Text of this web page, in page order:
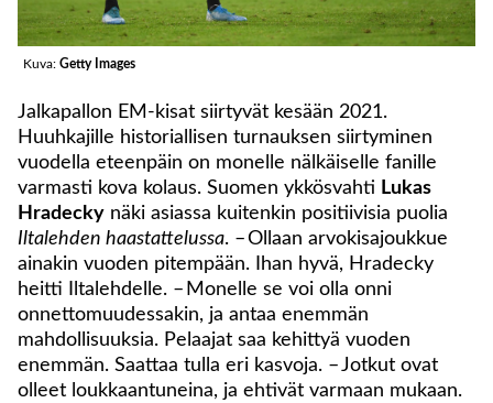
Kuva: Getty Images
Jalkapallon EM-kisat siirtyvät kesään 2021.
Huuhkajille historiallisen turnauksen siirtyminen
vuodella eteenpäin on monelle nälkäiselle fanille
varmasti kova kolaus. Suomen ykkösvahti Lukas
Hradecky näki asiassa kuitenkin positiivisia puolia
Iltalehden haastattelussa. – Ollaan arvokisajoukkue
ainakin vuoden pitempään. Ihan hyvä, Hradecky
heitti Iltalehdelle. – Monelle se voi olla onni
onnettomuudessakin, ja antaa enemmän
mahdollisuuksia. Pelaajat saa kehittyä vuoden
enemmän. Saattaa tulla eri kasvoja. – Jotkut ovat
olleet loukkaantuneina, ja ehtivät varmaan mukaan.